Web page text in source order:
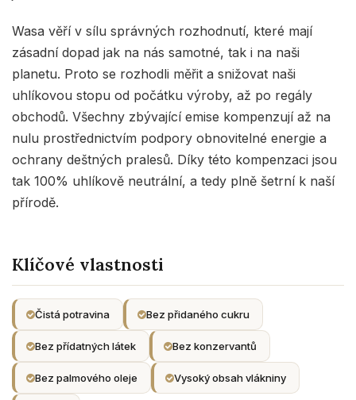
Wasa věří v sílu správných rozhodnutí, které mají
zásadní dopad jak na nás samotné, tak i na naši
planetu. Proto se rozhodli měřit a snižovat naši
uhlíkovou stopu od počátku výroby, až po regály
obchodů. Všechny zbývající emise kompenzují až na
nulu prostřednictvím podpory obnovitelné energie a
ochrany deštných pralesů. Díky této kompenzaci jsou
tak 100% uhlíkově neutrální, a tedy plně šetrní k naší
přírodě.
Klíčové vlastnosti
Čistá potravina Bez přidaného cukru
Bez přídatných látek Bez konzervantů
Bez palmového oleje Vysoký obsah vlákniny